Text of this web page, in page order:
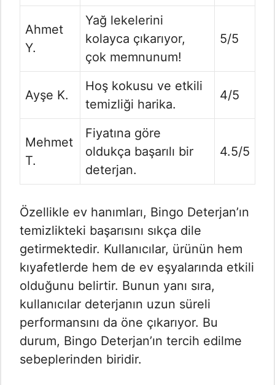
Ahmet
Y.
Yağ lekelerini
kolayca çıkarıyor,
çok memnunum!
5/5
Ayşe K.
Hoş kokusu ve etkili
temizliği harika.
4/5
Mehmet
T.
Fiyatına göre
oldukça başarılı bir
deterjan.
4.5/5
Özellikle ev hanımları, Bingo Deterjan’ın
temizlikteki başarısını sıkça dile
getirmektedir. Kullanıcılar, ürünün hem
kıyafetlerde hem de ev eşyalarında etkili
olduğunu belirtir. Bunun yanı sıra,
kullanıcılar deterjanın uzun süreli
performansını da öne çıkarıyor. Bu
durum, Bingo Deterjan’ın tercih edilme
sebeplerinden biridir.